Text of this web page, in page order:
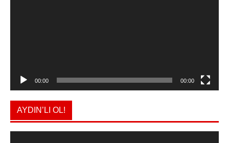
00:00 00:00
AYDIN’LI OL!
Video